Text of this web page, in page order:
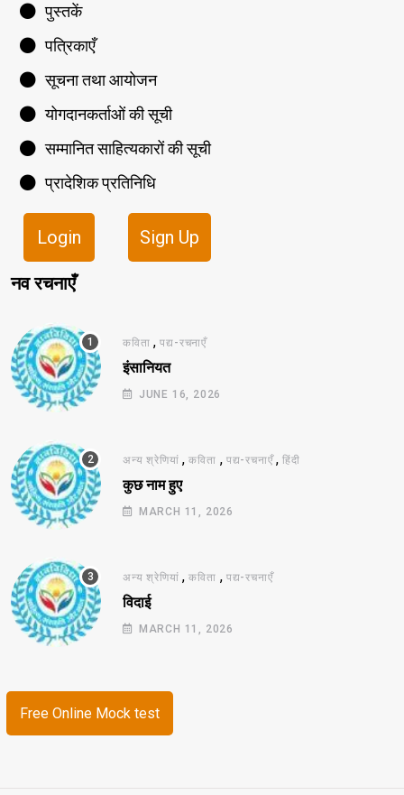
पुस्तकें
पत्रिकाएँ
सूचना तथा आयोजन
योगदानकर्ताओं की सूची
सम्मानित साहित्यकारों की सूची
प्रादेशिक प्रतिनिधि
Login Sign Up
नव रचनाएँ
कविता ,पद्य-रचनाएँ
इंसानियत
JUNE 16, 2026
अन्य श्रेणियां ,कविता , पद्य-रचनाएँ,हिंदी
कुछ नाम हुए
MARCH 11, 2026
अन्य श्रेणियां ,कविता , पद्य-रचनाएँ
विदाई
MARCH 11, 2026
Free Online Mock test